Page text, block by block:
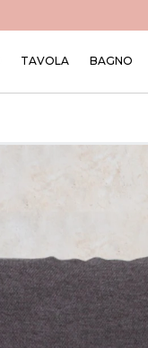
TAVOLA BAGNO